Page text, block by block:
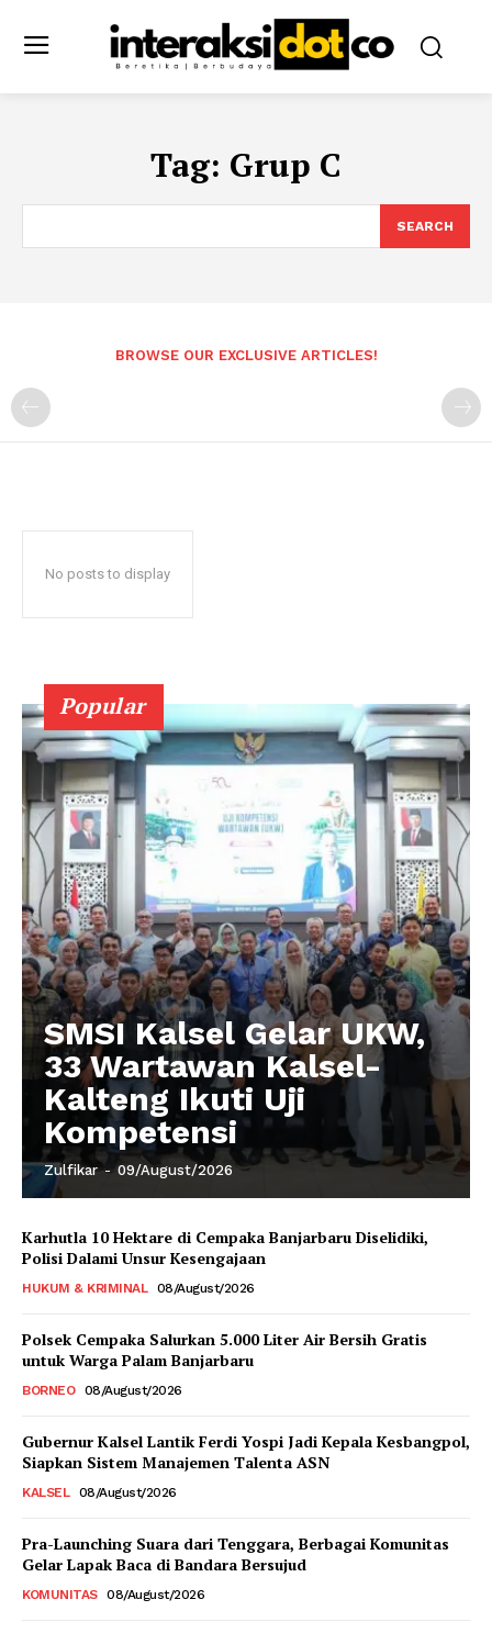
Tag: Grup C
SEARCH
BROWSE OUR EXCLUSIVE ARTICLES!
No posts to display
Popular
SMSI Kalsel Gelar UKW,
33 Wartawan Kalsel-
Kalteng Ikuti Uji
Kompetensi
Zulfikar - 09/August/2026
Karhutla 10 Hektare di Cempaka Banjarbaru Diselidiki,
Polisi Dalami Unsur Kesengajaan
HUKUM & KRIMINAL 08/August/2026
Polsek Cempaka Salurkan 5.000 Liter Air Bersih Gratis
untuk Warga Palam Banjarbaru
BORNEO 08/August/2026
Gubernur Kalsel Lantik Ferdi Yospi Jadi Kepala Kesbangpol,
Siapkan Sistem Manajemen Talenta ASN
KALSEL 08/August/2026
Pra-Launching Suara dari Tenggara, Berbagai Komunitas
Gelar Lapak Baca di Bandara Bersujud
KOMUNITAS 08/August/2026